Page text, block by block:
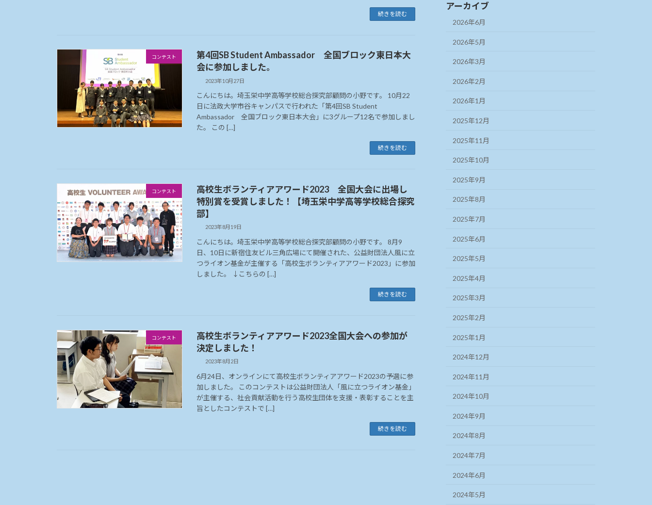
続きを読む
コンテスト
第4回SB Student Ambassador 全国ブロック東日本大
会に参加しました。
2023年10月27日
こんにちは。埼玉栄中学高等学校総合探究部顧問の小野です。 10月22
日に法政大学市谷キャンパスで行われた「第4回SB Student
Ambassador 全国ブロック東日本大会」に3グループ12名で参加しまし
た。 この […]
続きを読む
コンテスト
高校生ボランティアアワード2023 全国大会に出場し
特別賞を受賞しました！【埼玉栄中学高等学校総合探究
部】
2023年8月19日
こんにちは。埼玉栄中学高等学校総合探究部顧問の小野です。 8月9
日、10日に新宿住友ビル三角広場にて開催された、公益財団法人風に立
つライオン基金が主催する「高校生ボランティアアワード2023」に参加
しました。 ↓こちらの […]
続きを読む
コンテスト
高校生ボランティアアワード2023全国大会への参加が
決定しました！
2023年8月2日
6月24日、オンラインにて高校生ボランティアアワード2023の予選に参
加しました。 このコンテストは公益財団法人「風に立つライオン基金」
が主催する、社会貢献活動を行う高校生団体を支援・表彰することを主
旨としたコンテストで […]
続きを読む
アーカイブ
2026年6月
2026年5月
2026年3月
2026年2月
2026年1月
2025年12月
2025年11月
2025年10月
2025年9月
2025年8月
2025年7月
2025年6月
2025年5月
2025年4月
2025年3月
2025年2月
2025年1月
2024年12月
2024年11月
2024年10月
2024年9月
2024年8月
2024年7月
2024年6月
2024年5月